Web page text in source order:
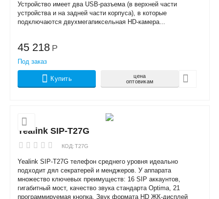
Устройство имеет два USB-разъема (в верхней части
устройства и на задней части корпуса), в которые
подключаются двухмегапиксельная HD-камера...
45 218 Р
Под заказ
Купить
цена
оптовикам
Yealink SIP-T27G
КОД: T27G
Yealink SIP-T27G телефон среднего уровня идеально
подходит дял секратерей и менджеров. У аппарата
множество ключевых преимуществ: 16 SIP аккаунтов,
гигабитный мост, качество звука стандарта Optima, 21
программируемая кнопка. Звук формата HD ЖК-дисплей